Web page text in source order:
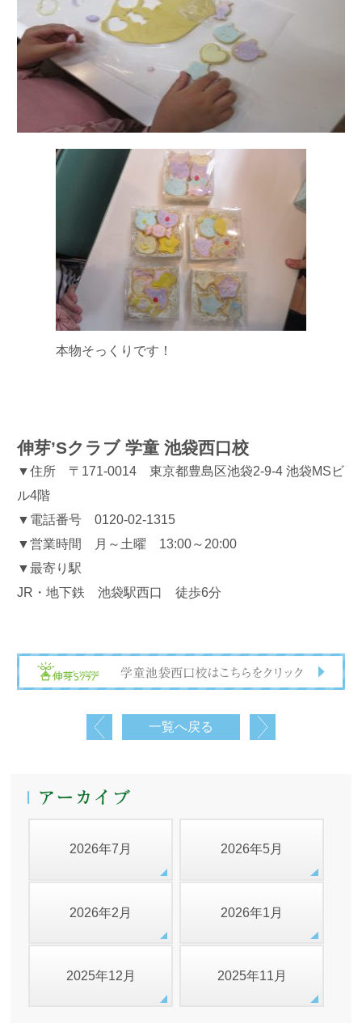
本物そっくりです！
伸芽’Sクラブ 学童 池袋西口校
▼住所 〒171-0014 東京都豊島区池袋2-9-4 池袋MSビ
ル4階
▼電話番号 0120-02-1315
▼営業時間 月～土曜 13:00～20:00
▼最寄り駅
JR・地下鉄 池袋駅西口 徒歩6分
一覧へ戻る
2026年7月 2026年5月
2026年2月 2026年1月
2025年12月 2025年11月